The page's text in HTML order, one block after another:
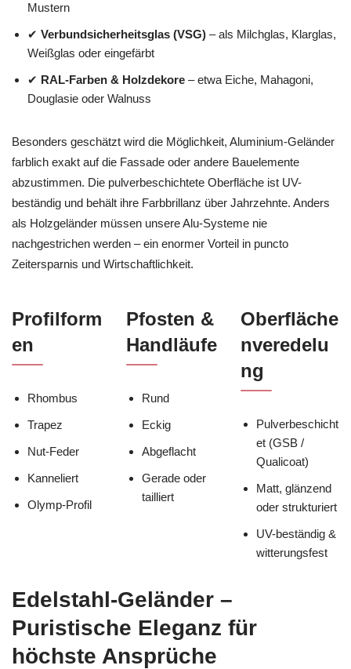
Mustern
✔ Verbundsicherheitsglas (VSG) – als Milchglas, Klarglas,
Weißglas oder eingefärbt
✔ RAL-Farben & Holzdekore – etwa Eiche, Mahagoni,
Douglasie oder Walnuss
Besonders geschätzt wird die Möglichkeit, Aluminium-Geländer
farblich exakt auf die Fassade oder andere Bauelemente
abzustimmen. Die pulverbeschichtete Oberfläche ist UV-
beständig und behält ihre Farbbrillanz über Jahrzehnte. Anders
als Holzgeländer müssen unsere Alu-Systeme nie
nachgestrichen werden – ein enormer Vorteil in puncto
Zeitersparnis und Wirtschaftlichkeit.
Profilform
en
Rhombus
Trapez
Nut-Feder
Kanneliert
Olymp-Profil
Pfosten &
Handläufe
Rund
Eckig
Abgeflacht
Gerade oder
tailliert
Oberfläche
nveredelu
ng
Pulverbeschicht
et (GSB /
Qualicoat)
Matt, glänzend
oder strukturiert
UV-beständig &
witterungsfest
Edelstahl-Geländer –
Puristische Eleganz für
höchste Ansprüche